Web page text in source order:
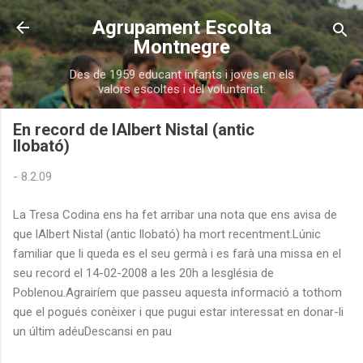
Salta al contingut principal
Agrupament Escolta
Montnegre
Des de 1959 educant infants i joves en els
valors escoltes i del voluntariat.
En record de lAlbert Nistal (antic
llobató)
- 8.2.09
La Tresa Codina ens ha fet arribar una nota que ens avisa de
que lAlbert Nistal (antic llobató) ha mort recentment.Lúnic
familiar que li queda es el seu germà i es farà una missa en el
seu record el 14-02-2008 a les 20h a lesglésia de
Poblenou.Agrairíem que passeu aquesta informació a tothom
que el pogués conèixer i que pugui estar interessat en donar-li
un últim adéuDescansi en pau